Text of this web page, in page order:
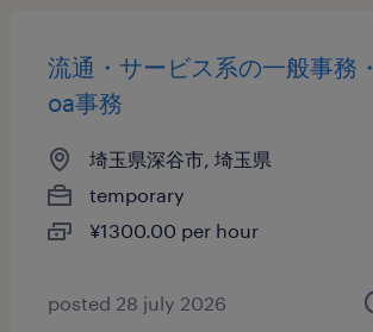
流通・サービス系の一般事務・
oa事務
埼玉県深谷市, 埼玉県
temporary
¥1300.00 per hour
posted 28 july 2026